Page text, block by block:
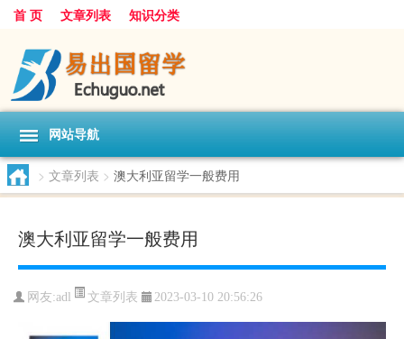
首 页 文章列表 知识分类
网站导航
> 文章列表 > 澳大利亚留学一般费用
澳大利亚留学一般费用
网友:adl 文章列表 2023-03-10 20:56:26